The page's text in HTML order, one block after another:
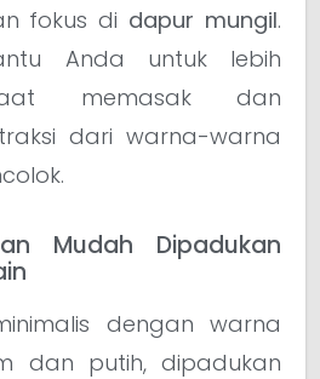
fokus di dapur mungil.
Anda untuk lebih
memasak dan
dari warna-warna
Mudah Dipadukan
dengan warna
dan putih, dipadukan